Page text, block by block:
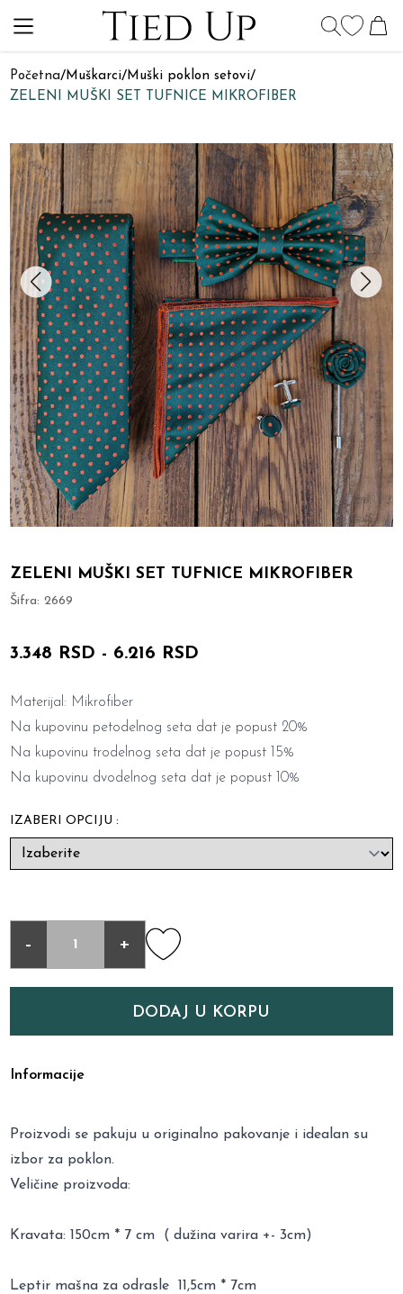
Početna/Muškarci/Muški poklon setovi/
ZELENI MUŠKI SET TUFNICE MIKROFIBER
ZELENI MUŠKI SET TUFNICE MIKROFIBER
Šifra:2669
3.348 RSD - 6.216 RSD
Materijal: Mikrofiber
Na kupovinu petodelnog seta dat je popust 20%
Na kupovinu trodelnog seta dat je popust 15%
Na kupovinu dvodelnog seta dat je popust 10%
IZABERI OPCIJU :
- +
DODAJ U KORPU
Informacije
Proizvodi se pakuju u originalno pakovanje i idealan su
izbor za poklon.
Veličine proizvoda:
Kravata: 150cm * 7 cm ( dužina varira +- 3cm)
Leptir mašna za odrasle 11,5cm * 7cm